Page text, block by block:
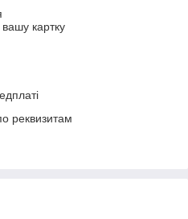
картку
реквизитам